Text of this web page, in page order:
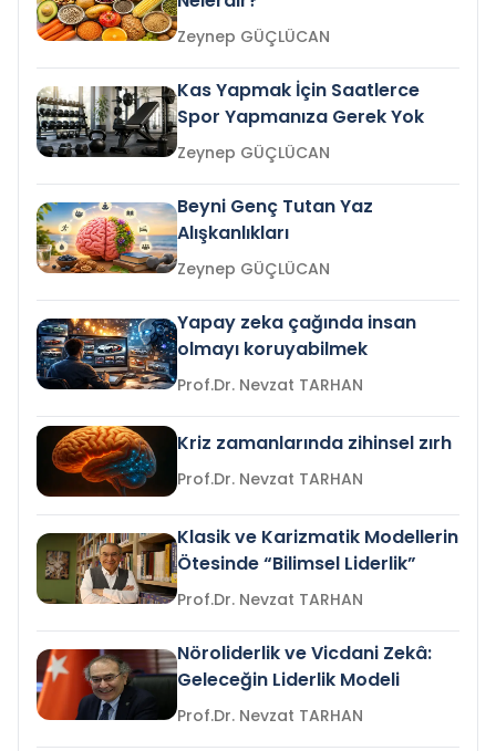
Zeynep GÜÇLÜCAN
Kas Yapmak İçin Saatlerce
Spor Yapmanıza Gerek Yok
Zeynep GÜÇLÜCAN
Beyni Genç Tutan Yaz
Alışkanlıkları
Zeynep GÜÇLÜCAN
Yapay zeka çağında insan
olmayı koruyabilmek
Prof.Dr. Nevzat TARHAN
Kriz zamanlarında zihinsel zırh
Prof.Dr. Nevzat TARHAN
Klasik ve Karizmatik Modellerin
Ötesinde “Bilimsel Liderlik”
Prof.Dr. Nevzat TARHAN
Nöroliderlik ve Vicdani Zekâ:
Geleceğin Liderlik Modeli
Prof.Dr. Nevzat TARHAN